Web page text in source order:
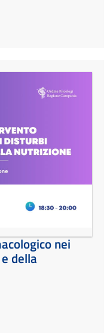
nei
della